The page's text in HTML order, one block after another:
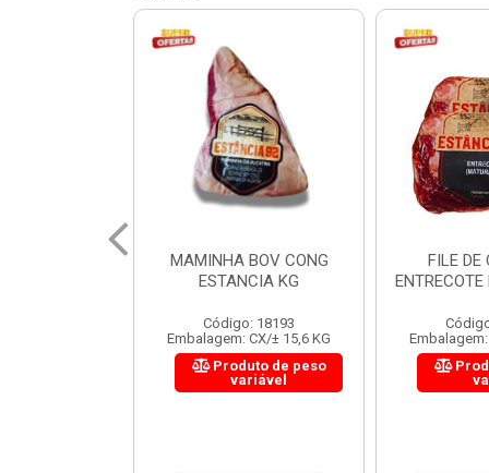
FILE DE COSTELA
ENTRECOTE ESTANCIA KG
Código: 18299
Embalagem: CX/± 14,4 KG
Produto de peso
variável
CUPIM
Embalagem: